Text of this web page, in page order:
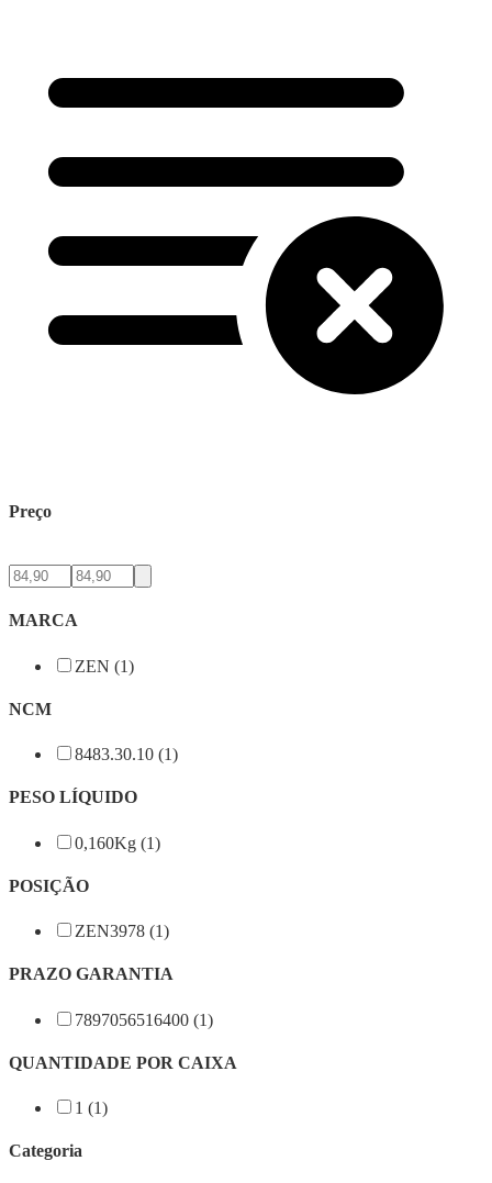
Preço
MARCA
ZEN (1)
NCM
8483.30.10 (1)
PESO LÍQUIDO
0,160Kg (1)
POSIÇÃO
ZEN3978 (1)
PRAZO GARANTIA
7897056516400 (1)
QUANTIDADE POR CAIXA
1 (1)
Categoria